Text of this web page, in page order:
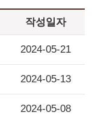
작성일자
2024-05-21
2024-05-13
2024-05-08